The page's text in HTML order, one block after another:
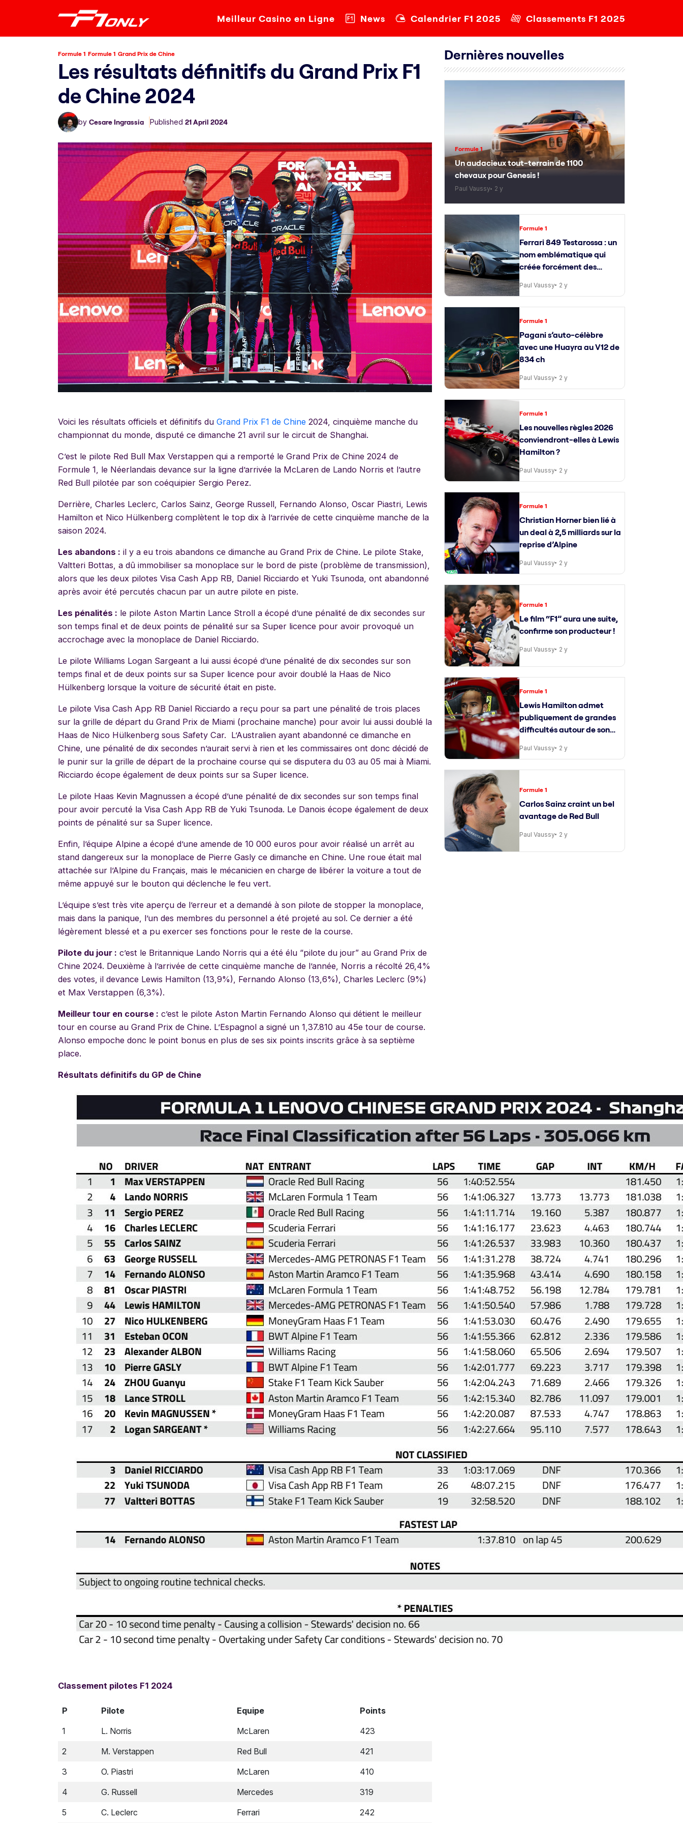
Meilleur Casino en Ligne News Calendrier F1 2025 Classements F1 2025
Formule 1 Formule 1 Grand Prix de Chine
Les résultats définitifs du Grand Prix F1
de Chine 2024
by Cesare Ingrassia Published 21 April 2024
Voici les résultats officiels et définitifs du Grand Prix F1 de Chine 2024, cinquième manche du
championnat du monde, disputé ce dimanche 21 avril sur le circuit de Shanghai.
C’est le pilote Red Bull Max Verstappen qui a remporté le Grand Prix de Chine 2024 de
Formule 1, le Néerlandais devance sur la ligne d’arrivée la McLaren de Lando Norris et l’autre
Red Bull pilotée par son coéquipier Sergio Perez.
Derrière, Charles Leclerc, Carlos Sainz, George Russell, Fernando Alonso, Oscar Piastri, Lewis
Hamilton et Nico Hülkenberg complètent le top dix à l’arrivée de cette cinquième manche de la
saison 2024.
Les abandons : il y a eu trois abandons ce dimanche au Grand Prix de Chine. Le pilote Stake,
Valtteri Bottas, a dû immobiliser sa monoplace sur le bord de piste (problème de transmission),
alors que les deux pilotes Visa Cash App RB, Daniel Ricciardo et Yuki Tsunoda, ont abandonné
après avoir été percutés chacun par un autre pilote en piste.
Les pénalités : le pilote Aston Martin Lance Stroll a écopé d’une pénalité de dix secondes sur
son temps final et de deux points de pénalité sur sa Super licence pour avoir provoqué un
accrochage avec la monoplace de Daniel Ricciardo.
Le pilote Williams Logan Sargeant a lui aussi écopé d’une pénalité de dix secondes sur son
temps final et de deux points sur sa Super licence pour avoir doublé la Haas de Nico
Hülkenberg lorsque la voiture de sécurité était en piste.
Le pilote Visa Cash App RB Daniel Ricciardo a reçu pour sa part une pénalité de trois places
sur la grille de départ du Grand Prix de Miami (prochaine manche) pour avoir lui aussi doublé la
Haas de Nico Hülkenberg sous Safety Car. L’Australien ayant abandonné ce dimanche en
Chine, une pénalité de dix secondes n’aurait servi à rien et les commissaires ont donc décidé de
le punir sur la grille de départ de la prochaine course qui se disputera du 03 au 05 mai à Miami.
Ricciardo écope également de deux points sur sa Super licence.
Le pilote Haas Kevin Magnussen a écopé d’une pénalité de dix secondes sur son temps final
pour avoir percuté la Visa Cash App RB de Yuki Tsunoda. Le Danois écope également de deux
points de pénalité sur sa Super licence.
Enfin, l’équipe Alpine a écopé d’une amende de 10 000 euros pour avoir réalisé un arrêt au
stand dangereux sur la monoplace de Pierre Gasly ce dimanche en Chine. Une roue était mal
attachée sur l’Alpine du Français, mais le mécanicien en charge de libérer la voiture a tout de
même appuyé sur le bouton qui déclenche le feu vert.
L’équipe s’est très vite aperçu de l’erreur et a demandé à son pilote de stopper la monoplace,
mais dans la panique, l’un des membres du personnel a été projeté au sol. Ce dernier a été
légèrement blessé et a pu exercer ses fonctions pour le reste de la course.
Pilote du jour : c’est le Britannique Lando Norris qui a été élu “pilote du jour” au Grand Prix de
Chine 2024. Deuxième à l’arrivée de cette cinquième manche de l’année, Norris a récolté 26,4%
des votes, il devance Lewis Hamilton (13,9%), Fernando Alonso (13,6%), Charles Leclerc (9%)
et Max Verstappen (6,3%).
Meilleur tour en course : c’est le pilote Aston Martin Fernando Alonso qui détient le meilleur
tour en course au Grand Prix de Chine. L’Espagnol a signé un 1,37.810 au 45e tour de course.
Alonso empoche donc le point bonus en plus de ses six points inscrits grâce à sa septième
place.
Résultats définitifs du GP de Chine
Classement pilotes F1 2024
P Pilote Equipe
Points
1
L. Norris McLaren
423
2
M. Verstappen Red Bull
421
3
O. Piastri McLaren
410
4
G. Russell Mercedes
319
5
C. Leclerc Ferrari 242
Dernières nouvelles
Formule 1
Un audacieux tout-terrain de 1100
chevaux pour Genesis !
Paul Vaussy 2 y
Formule 1
Ferrari 849 Testarossa : un
nom emblématique qui
créée forcément des
attentes
Paul Vaussy 2 y
Formule 1
Pagani s’auto-célèbre
avec une Huayra au V12 de
834 ch
Paul Vaussy 2 y
Formule 1
Les nouvelles règles 2026
conviendront-elles à Lewis
Hamilton ?
Paul Vaussy 2 y
Formule 1
Christian Horner bien lié à
un deal à 2,5 milliards sur la
reprise d’Alpine
Paul Vaussy 2 y
Formule 1
Le film “F1” aura une suite,
confirme son producteur !
Paul Vaussy 2 y
Formule 1
Lewis Hamilton admet
publiquement de grandes
difficultés autour de son
ingénieur de course
Paul Vaussy 2 y
Formule 1
Carlos Sainz craint un bel
avantage de Red Bull
Paul Vaussy 2 y